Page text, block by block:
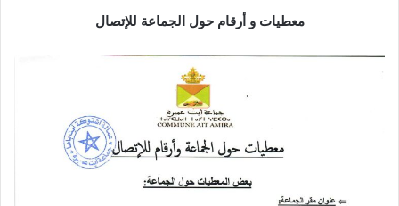
معطيات و أرقام حول الجماعة للإتصال